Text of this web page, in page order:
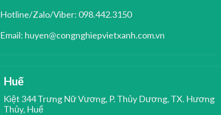
Hotline/Zalo/Viber: 098.442.3150
Email: huyen@congnghiepvietxanh.com.vn
Huế
Kiệt 344 Trưng Nữ Vương, P. Thủy Dương, TX. Hương
Thủy, Huế